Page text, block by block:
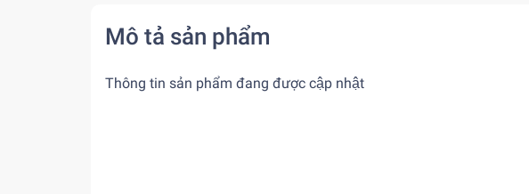
Mô tả sản phẩm
Thông tin sản phẩm đang được cập nhật